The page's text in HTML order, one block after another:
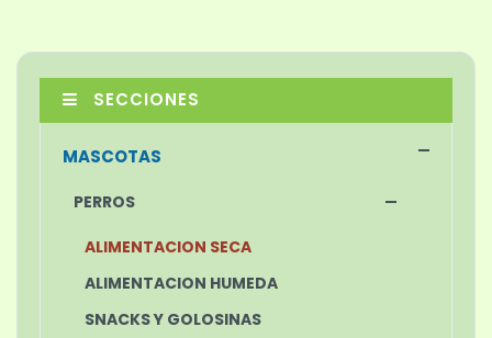
SECCIONES
MASCOTAS
PERROS
ALIMENTACION SECA
ALIMENTACION HUMEDA
SNACKS Y GOLOSINAS